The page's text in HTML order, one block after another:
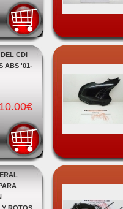
CDI
ABS '01-
10.00€